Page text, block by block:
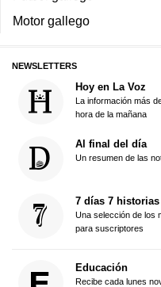
Motor gallego
NEWSLETTERS
Hoy en La Voz
La información más
hora de la mañana
Al final del día
Un resumen de las
7 días 7 historias
Una selección de los
para suscriptores
Educación
Recibe cada lunes